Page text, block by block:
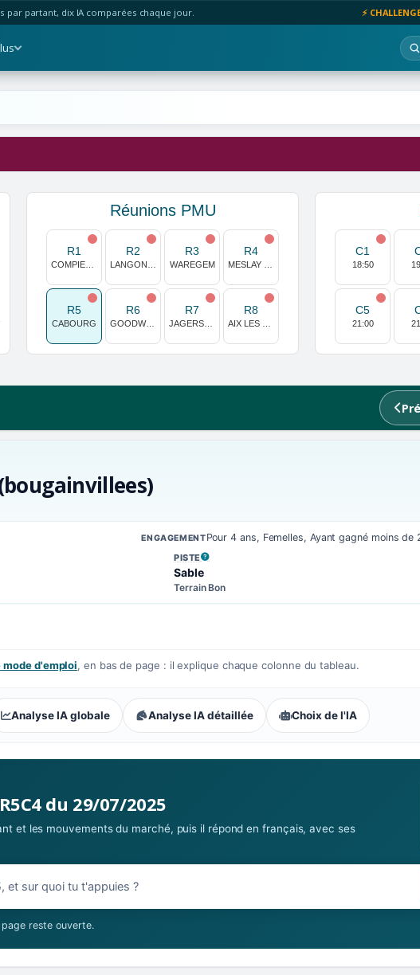
par partant, dix IA comparées chaque jour. ⚡
Réunions PMU
R1 R2 R3
WAREGEM
R4
R5
CABOURG
R6
GOODWOOD
R7 R8
C1
18:50
C5
21:00
ENGAGEMENTPour 4 ans, Femelles, Ayant gagné moins de
PISTE
, VOIR LA DÉFINITION
Sable
Terrain Bon
mode d'emploi, en bas de page : il explique chaque colonne du tableau.
: Extrême
Analyse IA globale Analyse IA détaillée Choix de l'IA
du 29/07/2025
et les mouvements du marché, puis il répond en français, avec ses
reste ouverte.